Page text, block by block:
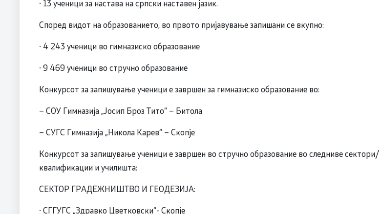
· 13 ученици за настава на српски наставен јазик.
Според видот на образованието, во првото пријавување запишани се вкупно:
· 4 243 ученици во гимназиско образование
· 9 469 ученици во стручно образование
Конкурсот за запишување ученици е завршен за гимназиско образование во:
– СОУ Гимназија „Јосип Броз Тито“ – Битола
– СУГС Гимназија „Никола Карев“ – Скопје
Конкурсот за запишување ученици е завршен во стручно образование во следниве сектори/
квалификации и училишта:
СЕКТОР ГРАДЕЖНИШТВО И ГЕОДЕЗИЈА:
· СГГУГС „Здравко Цветковски“- Скопје